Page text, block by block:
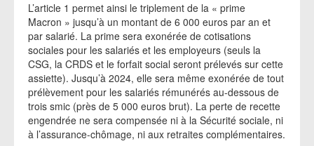
L’article 1 permet ainsi le triplement de la « prime
Macron » jusqu’à un montant de 6 000 euros par an et
par salarié. La prime sera exonérée de cotisations
sociales pour les salariés et les employeurs (seuls la
CSG, la CRDS et le forfait social seront prélevés sur cette
assiette). Jusqu’à 2024, elle sera même exonérée de tout
prélèvement pour les salariés rémunérés au-dessous de
trois smic (près de 5 000 euros brut). La perte de recette
engendrée ne sera compensée ni à la Sécurité sociale, ni
à l’assurance-chômage, ni aux retraites complémentaires.